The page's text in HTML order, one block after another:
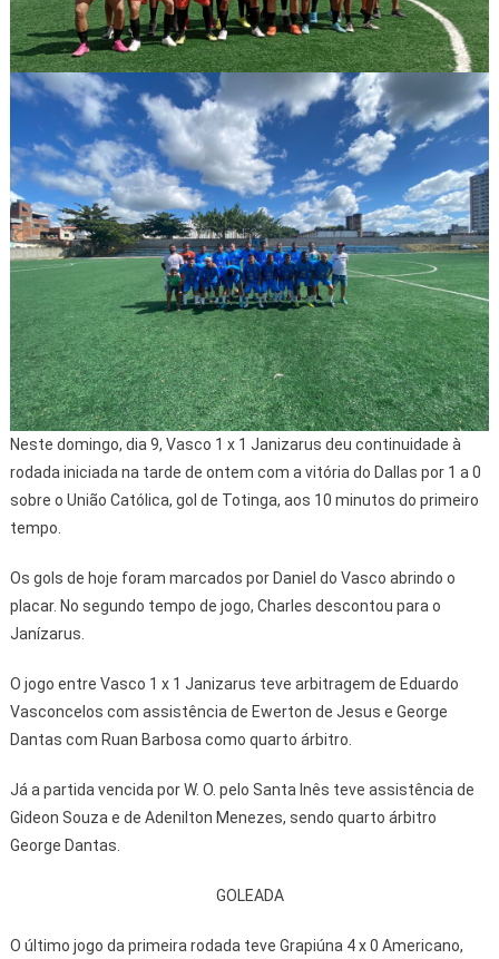
Neste domingo, dia 9, Vasco 1 x 1 Janizarus deu continuidade à
rodada iniciada na tarde de ontem com a vitória do Dallas por 1 a 0
sobre o União Católica, gol de Totinga, aos 10 minutos do primeiro
tempo.
Os gols de hoje foram marcados por Daniel do Vasco abrindo o
placar. No segundo tempo de jogo, Charles descontou para o
Janízarus.
O jogo entre Vasco 1 x 1 Janizarus teve arbitragem de Eduardo
Vasconcelos com assistência de Ewerton de Jesus e George
Dantas com Ruan Barbosa como quarto árbitro.
Já a partida vencida por W. O. pelo Santa Inês teve assistência de
Gideon Souza e de Adenilton Menezes, sendo quarto árbitro
George Dantas.
GOLEADA
O último jogo da primeira rodada teve Grapiúna 4 x 0 Americano,